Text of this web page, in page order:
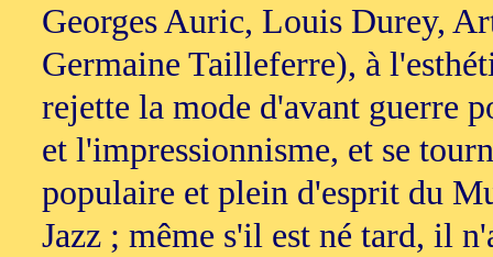
Georges Auric, Louis Durey,
Germaine Tailleferre), à
rejette la mode d'avant guerre
et l'impressionnisme, et se
populaire et plein d'esprit du
Jazz ; même s'il est né tard, il